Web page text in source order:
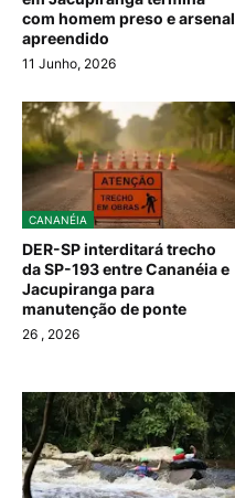
com homem preso e arsenal
apreendido
11 Junho, 2026
CANANÉIA
DER-SP interditará trecho
da SP-193 entre Cananéia e
Jacupiranga para
manutenção de ponte
26 , 2026